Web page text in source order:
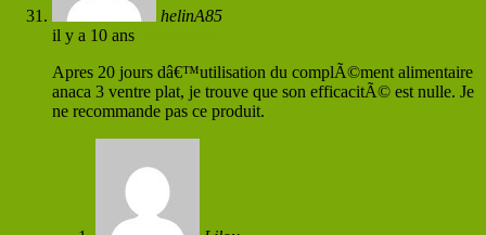
helinA85
il y a 10 ans
Apres 20 jours dâ€™utilisation du complÃ©ment alimentaire
anaca 3 ventre plat, je trouve que son efficacitÃ© est nulle. Je
ne recommande pas ce produit.